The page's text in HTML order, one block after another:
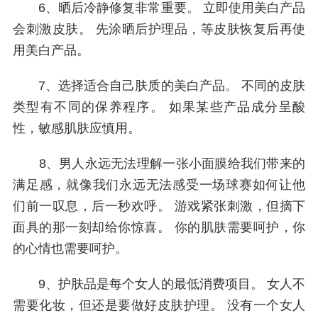
6、晒后冷静修复非常重要。 立即使用美白产品
会刺激皮肤。 先涂晒后护理品，等皮肤恢复后再使
用美白产品。
7、选择适合自己肤质的美白产品。 不同的皮肤
类型有不同的保养程序。 如果某些产品成分呈酸
性，敏感肌肤应慎用。
8、男人永远无法理解一张小面膜给我们带来的
满足感，就像我们永远无法感受一场球赛如何让他
们前一叹息，后一秒欢呼。 游戏紧张刺激，但摘下
面具的那一刻却给你惊喜。 你的肌肤需要呵护，你
的心情也需要呵护。
9、护肤品是每个女人的最低消费项目。 女人不
需要化妆，但还是要做好皮肤护理。 没有一个女人